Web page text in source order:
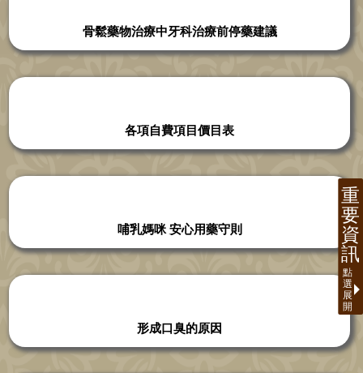
骨鬆藥物治療中牙科治療前停藥建議
各項自費項目價目表
哺乳媽咪 安心用藥守則
形成口臭的原因